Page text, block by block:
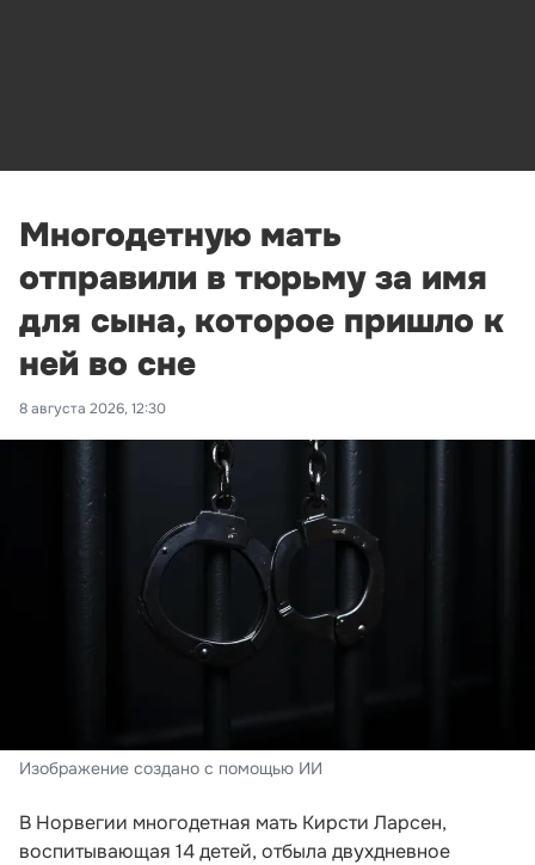
Многодетную мать
отправили в тюрьму за имя
для сына, которое пришло к
ней во сне
8 августа 2026, 12:30
Изображение создано с помощью ИИ
В Норвегии многодетная мать Кирсти Ларсен,
воспитывающая 14 детей, отбыла двухдневное